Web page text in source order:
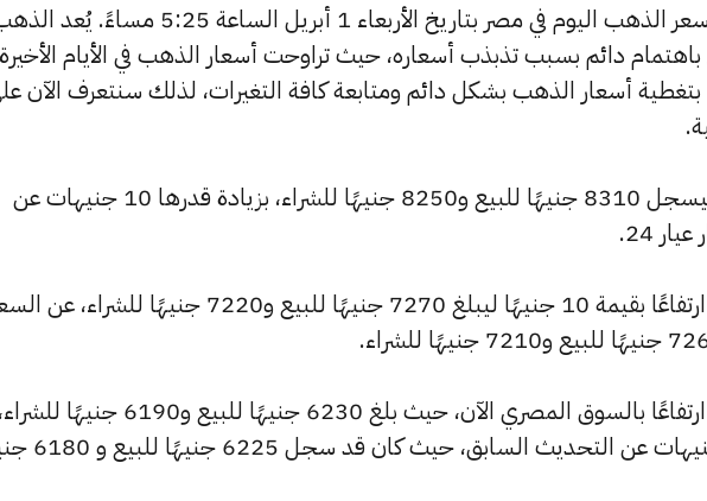
يبحث الكثيرون عن سعر الذهب اليوم في مصر بتاريخ الأربعاء 1 أبريل
دائم بسبب تذبذب أسعاره، حيث تراوحت أسعار الذهب في الأيام الأخيرة
,ونقوم في مصر 365 بتغطية أسعار الذهب بشكل دائم ومتابعة كافة التغيرات، لذلك سنتعرف الآن
ارتفع سعر عيار 24 ليسجل 8310 جنيهًا للبيع و8250 جنيهًا للشراء، بزيادة قدرها 10 جنيهات عن
24.
وشهد سعر عيار 21 ارتفاعًا بقيمة 10 جنيهًا ليبلغ 7270 جنيهًا للبيع و7220 جنيهًا للشراء،
وشهد سعر عيار 18 ارتفاعًا بالسوق المصري الآن، حيث بلغ 6230 جنيهًا للبيع و6190 جنيهًا للشراء،
مرتفعًا بمقدار 10 جنيهات عن التحديث